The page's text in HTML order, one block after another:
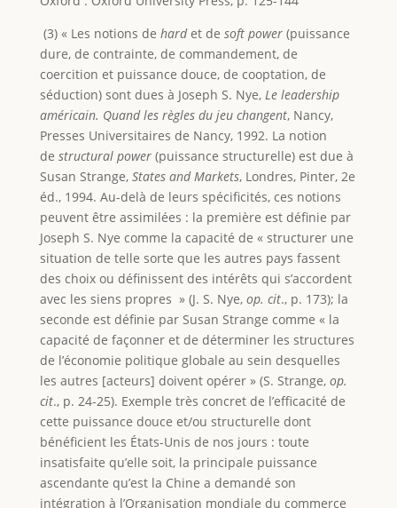
(3) « Les notions de hardet de soft power (puissance
dure, de contrainte, de commandement, de
coercition et puissance douce, de cooptation, de
séduction) sont dues à Joseph S. Nye, Le leadership
américain. Quand les règles du jeu changent, Nancy,
Presses Universitaires de Nancy, 1992. La notion
de structural power (puissance structurelle) est due à
Susan Strange, States and Markets, Londres, Pinter, 2e
éd., 1994. Au-delà de leurs spécificités, ces notions
peuvent être assimilées : la première est définie par
Joseph S. Nye comme la capacité de « structurer une
situation de telle sorte que les autres pays fassent
des choix ou définissent des intérêts qui s’accordent
avec les siens propres » (J. S. Nye, op. cit., p. 173); la
seconde est définie par Susan Strange comme « la
capacité de façonner et de déterminer les structures
de l’économie politique globale au sein desquelles
les autres [acteurs] doivent opérer » (S. Strange, op.
cit., p. 24-25). Exemple très concret de l’efficacité de
cette puissance douce et/ou structurelle dont
bénéficient les États-Unis de nos jours : toute
insatisfaite qu’elle soit, la principale puissance
ascendante qu’est la Chine a demandé son
intégration à l’Organisation mondiale du commerce